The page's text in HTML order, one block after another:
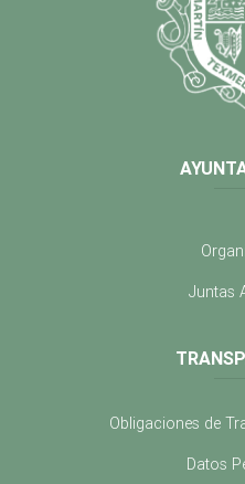
Juntas
Obligaciones de
Datos